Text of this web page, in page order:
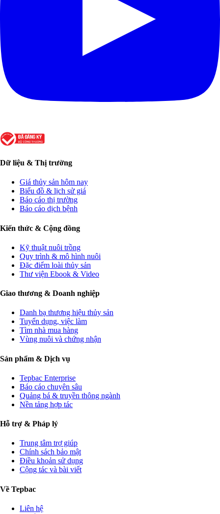
Dữ liệu & Thị trường
Giá thủy sản hôm nay
Biểu đồ & lịch sử giá
Báo cáo thị trường
Báo cáo dịch bệnh
Kiến thức & Cộng đồng
Kỹ thuật nuôi trồng
Quy trình & mô hình nuôi
Đặc điểm loài thủy sản
Thư viện Ebook & Video
Giao thương & Doanh nghiệp
Danh bạ thương hiệu thủy sản
Tuyển dụng, việc làm
Tìm nhà mua hàng
Vùng nuôi và chứng nhận
Sản phẩm & Dịch vụ
Tepbac Enterprise
Báo cáo chuyên sâu
Quảng bá & truyền thông ngành
Nền tảng hợp tác
Hỗ trợ & Pháp lý
Trung tâm trợ giúp
Chính sách bảo mật
Điều khoản sử dụng
Cộng tác và bài viết
Về Tepbac
Liên hệ